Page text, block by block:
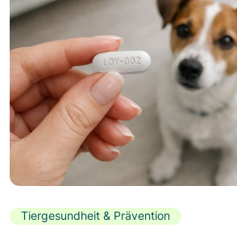
Tiergesundheit & Prävention